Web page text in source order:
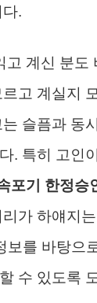
.
고 계신 분도
고 계실지
슬픔과 동
. 특히 고인
포기 한정승
가 하얘지
보를 바탕으
수 있도록